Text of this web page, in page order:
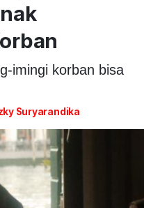
imingi korban bisa
Suryarandika